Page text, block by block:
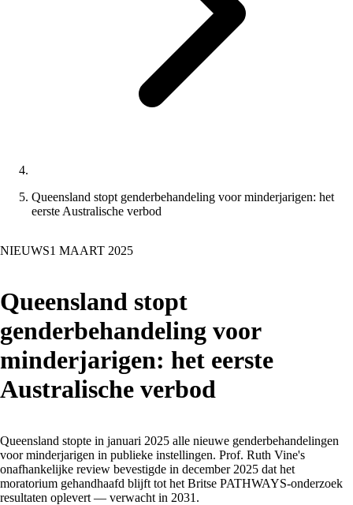
Queensland stopt genderbehandeling voor minderjarigen: het
eerste Australische verbod
NIEUWS1 MAART 2025
Queensland stopt
genderbehandeling voor
minderjarigen: het eerste
Australische verbod
Queensland stopte in januari 2025 alle nieuwe genderbehandelingen
voor minderjarigen in publieke instellingen. Prof. Ruth Vine's
onafhankelijke review bevestigde in december 2025 dat het
moratorium gehandhaafd blijft tot het Britse PATHWAYS-onderzoek
resultaten oplevert — verwacht in 2031.